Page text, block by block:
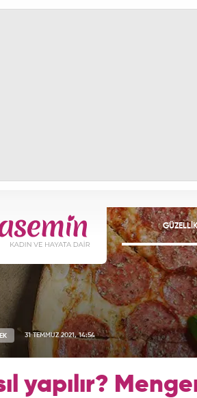
GÜZELLİK
31 TEMMUZ 2021, 14:54
yapılır?